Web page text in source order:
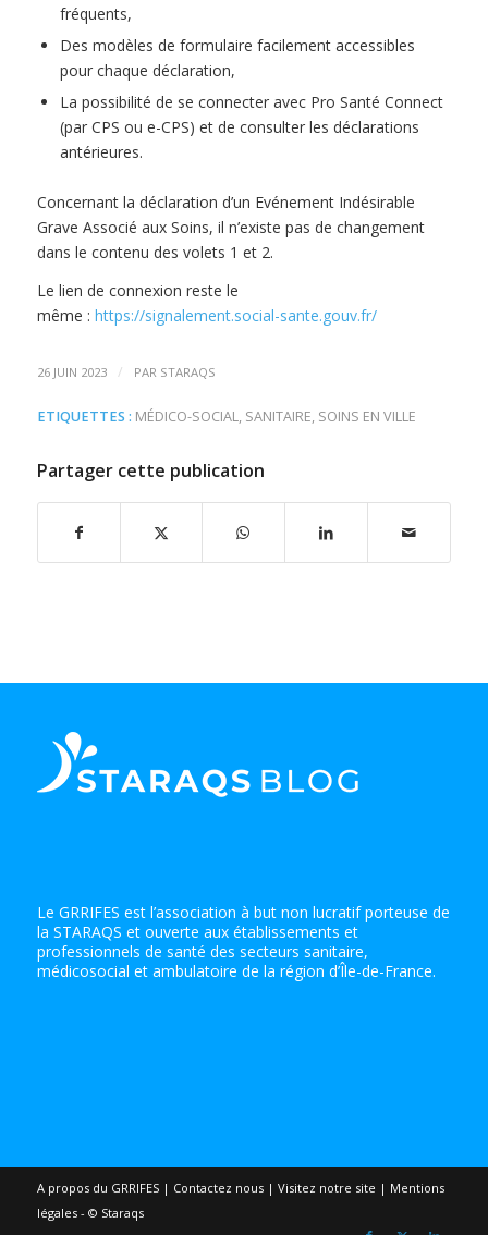
fréquents,
Des modèles de formulaire facilement accessibles
pour chaque déclaration,
La possibilité de se connecter avec Pro Santé Connect
(par CPS ou e-CPS) et de consulter les déclarations
antérieures.
Concernant la déclaration d’un Evénement Indésirable
Grave Associé aux Soins, il n’existe pas de changement
dans le contenu des volets 1 et 2.
Le lien de connexion reste le
même : https://signalement.social-sante.gouv.fr/
26 JUIN 2023 / PAR STARAQS
ETIQUETTES : MÉDICO-SOCIAL, SANITAIRE, SOINS EN VILLE
Partager cette publication
Le GRRIFES est l’association à but non lucratif porteuse de
la STARAQS et ouverte aux établissements et
professionnels de santé des secteurs sanitaire,
médicosocial et ambulatoire de la région d’Île-de-France.
A propos du GRRIFES| Contactez nous| Visitez notre site | Mentions
légales - © Staraqs